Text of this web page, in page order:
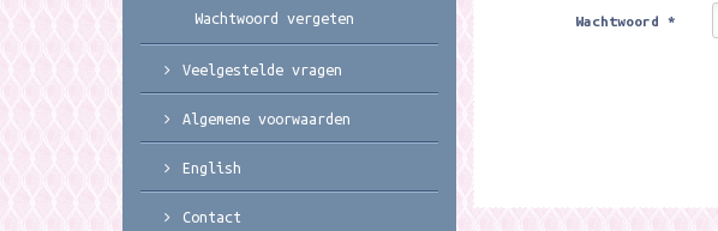
Wachtwoord*
Wachtwoord vergeten
Veelgestelde vragen
Algemene voorwaarden
English
Contact